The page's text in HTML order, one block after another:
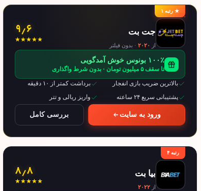
★ رتبه ۱
جت بت
از ۲۰۲۰ · بدون فیلتر
۹٫۶
۱۰۰٪ بونوس خوش آمدگویی
تا سقف ۵ میلیون تومان · بدون شرط واگذاری
بالاترین ضریب بازی انفجار
برداشت کمتر از ۱۰ دقیقه
پشتیبانی سریع ۲۴ ساعته
واریز ریالی و تتر
ورود به سایت بررسی کامل
رتبه ۴
بیا بت
از ۲۰۲۲
۸٫۸